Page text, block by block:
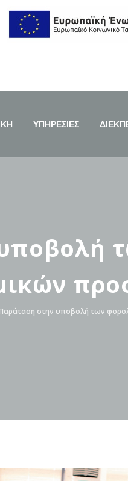
ΥΠΗΡΕΣΙΕΣ
Παράταση στην υποβολή των